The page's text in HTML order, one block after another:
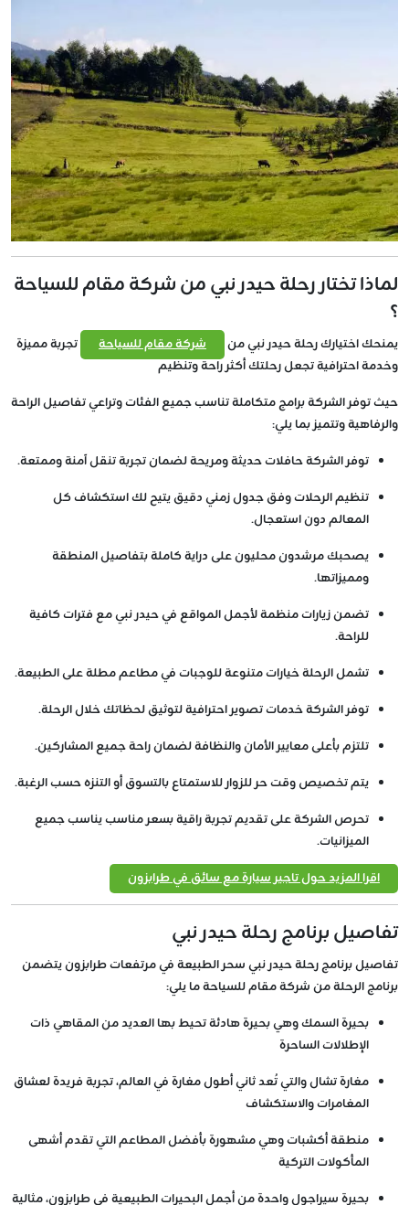
لماذا تختار رحلة حيدر نبي من شركة مقام للسياحة
؟
يمنحك اختيارك رحلة حيدر نبي من شركة مقام للسياحة
تجربة مميزة
وخدمة احترافية تجعل رحلتك أكثر راحة وتنظيم
حيث توفر الشركة برامج متكاملة تناسب جميع الفئات وتراعي تفاصيل الراحة
والرفاهية وتتميز بما يلي:
توفر الشركة حافلات حديثة ومريحة لضمان تجربة تنقل آمنة وممتعة.
تنظيم الرحلات وفق جدول زمني دقيق يتيح لك استكشاف كل
المعالم دون استعجال.
يصحبك مرشدون محليون على دراية كاملة بتفاصيل المنطقة
ومميزاتها.
تضمن زيارات منظمة لأجمل المواقع في حيدر نبي مع فترات كافية
للراحة.
تشمل الرحلة خيارات متنوعة للوجبات في مطاعم مطلة على الطبيعة.
توفر الشركة خدمات تصوير احترافية لتوثيق لحظاتك خلال الرحلة.
تلتزم بأعلى معايير الأمان والنظافة لضمان راحة جميع المشاركين.
يتم تخصيص وقت حر للزوار للاستمتاع بالتسوق أو التنزه حسب الرغبة.
تحرص الشركة على تقديم تجربة راقية بسعر مناسب يناسب جميع
الميزانيات.
اقرا المزيد حول تاجير سيارة مع سائق في طرابزون
تفاصيل برنامج رحلة حيدر نبي
تفاصيل برنامج رحلة حيدر نبي سحر الطبيعة في مرتفعات طرابزون يتضمن
برنامج الرحلة من شركة مقام للسياحة ما يلي:
بحيرة السمك وهي بحيرة هادئة تحيط بها العديد من المقاهي ذات
الإطلالات الساحرة
مغارة تشال والتي تُعد ثاني أطول مغارة في العالم، تجربة فريدة لعشاق
المغامرات والاستكشاف
منطقة أكشبات وهي مشهورة بأفضل المطاعم التي تقدم أشهى
المأكولات التركية
بحيرة سيراجول واحدة من أجمل البحيرات الطبيعية في طرابزون، مثالية